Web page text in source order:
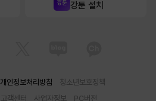
강툰 설치
개인정보처리방침
청소년보호정책
고객센터 사업자정보 PC버전